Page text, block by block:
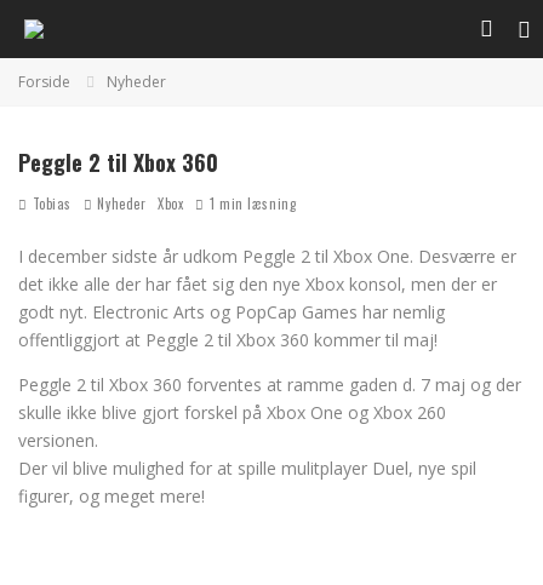
Forside Nyheder
Peggle 2 til Xbox 360
Tobias Nyheder Xbox 1 min læsning
I december sidste år udkom Peggle 2 til Xbox One. Desværre er
det ikke alle der har fået sig den nye Xbox konsol, men der er
godt nyt. Electronic Arts og PopCap Games har nemlig
offentliggjort at Peggle 2 til Xbox 360 kommer til maj!
Peggle 2 til Xbox 360 forventes at ramme gaden d. 7 maj og der
skulle ikke blive gjort forskel på Xbox One og Xbox 260
versionen.
Der vil blive mulighed for at spille mulitplayer Duel, nye spil
figurer, og meget mere!